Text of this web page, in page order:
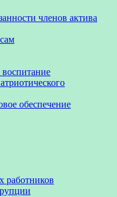
членов актива
обеспечение
работников